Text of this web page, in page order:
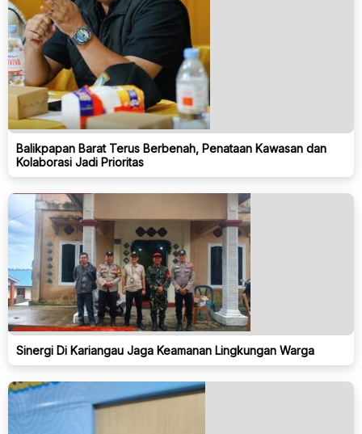
Balikpapan Barat Terus Berbenah, Penataan Kawasan dan
Kolaborasi Jadi Prioritas
Sinergi Di Kariangau Jaga Keamanan Lingkungan Warga